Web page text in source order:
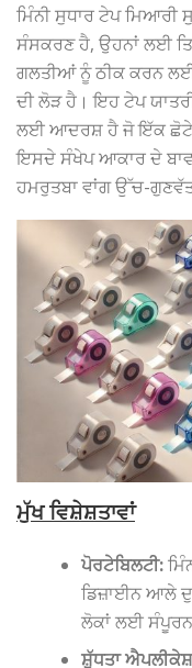
ਮਿੰਨੀ ਸੁਧਾਰ ਟੇਪ
ਸੰਸਕਰਣ ਹੈ, ਉਹਨਾਂ ਲਈ
ਗਲਤੀਆਂ ਨੂੰ ਠੀਕ ਕਰਨ
ਦੀ ਲੋੜ ਹੈ। ਇਹ ਟੇਪ
ਲਈ ਆਦਰਸ਼ ਹੈ ਜੋ ਇੱਕ ਛੋਟੇ,
ਇਸਦੇ ਸੰਖੇਪ ਆਕਾਰ ਦੇ
ਹਮਰੁਤਬਾ ਵਾਂਗ ਉੱਚ-
ਮੁੱਖ ਵਿਸ਼ੇਸ਼ਤਾਵਾਂ
ਪੋਰਟੇਬਿਲਟੀ:
ਡਿਜ਼ਾਈਨ ਆਲੇ
ਲੋਕਾਂ ਲਈ
ਸ਼ੁੱਧਤਾ